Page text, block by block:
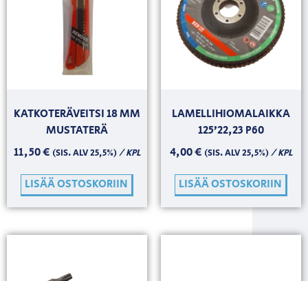
KATKOTERÄVEITSI 18 MM
MUSTATERÄ
11,50€ (SIS. ALV 25,5%)/ KPL
LISÄÄ OSTOSKORIIN
LAMELLIHIOMALAIKKA
125’22,23 P60
4,00€ (SIS. ALV 25,5%)/ KPL
LISÄÄ OSTOSKORIIN